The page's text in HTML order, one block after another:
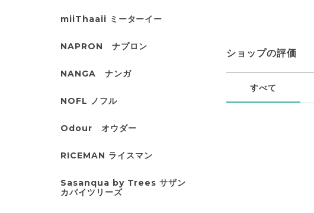
ショップの評価
すべて
miiThaaii ミーターイー
NAPRON ナプロン
NANGA ナンガ
NOFL ノフル
Odour オウダー
RICEMAN ライスマン
Sasanqua by Trees サザン
カバイツリーズ